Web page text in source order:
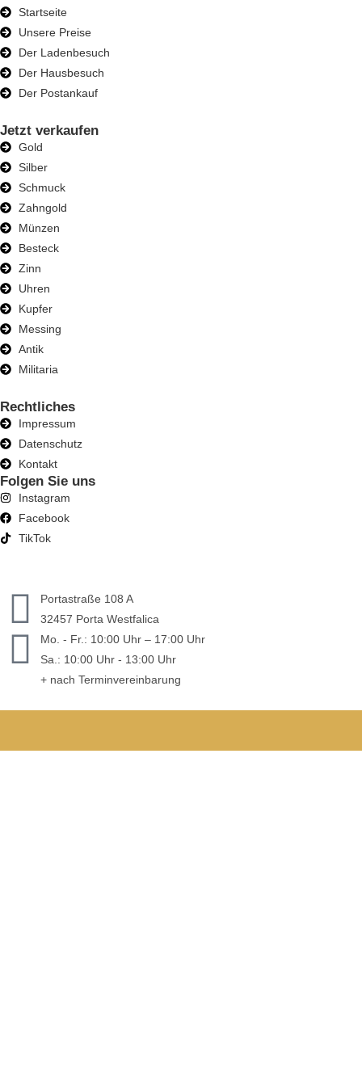
Startseite
Unsere Preise
Der Ladenbesuch
Der Hausbesuch
Der Postankauf
Jetzt verkaufen
Gold
Silber
Schmuck
Zahngold
Münzen
Besteck
Zinn
Uhren
Kupfer
Messing
Antik
Militaria
Rechtliches
Impressum
Datenschutz
Kontakt
Folgen Sie uns
Instagram
Facebook
TikTok
Portastraße 108 A
32457 Porta Westfalica
Mo. - Fr.: 10:00 Uhr – 17:00 Uhr
Sa.: 10:00 Uhr - 13:00 Uhr
+ nach Terminvereinbarung